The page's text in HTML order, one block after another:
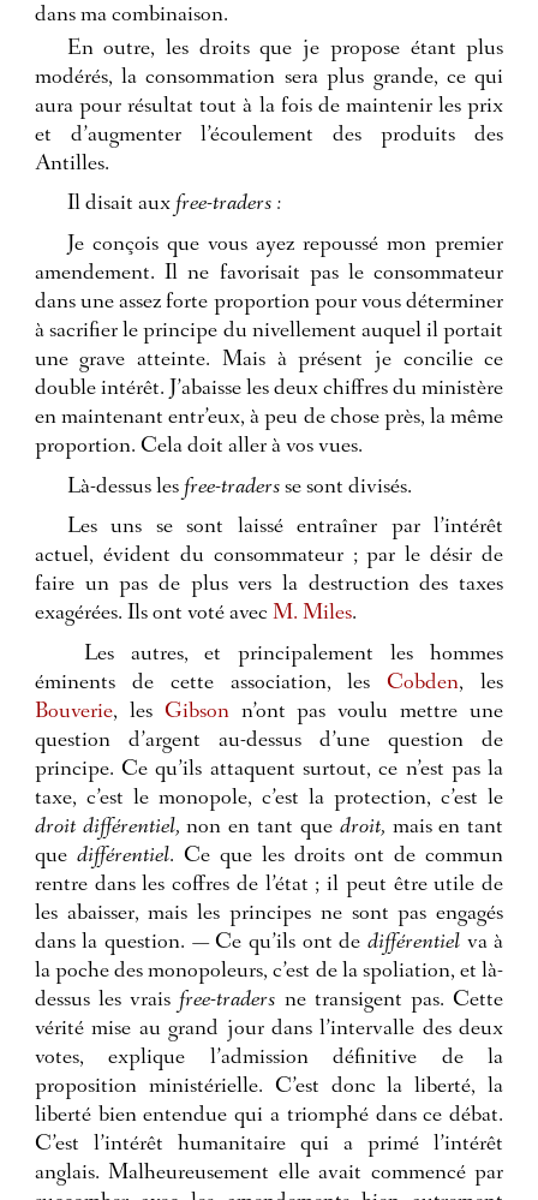
dans ma combinaison.
En outre, les droits que je propose étant plus
modérés, la consommation sera plus grande, ce qui
aura pour résultat tout à la fois de maintenir les prix
et d’augmenter l’écoulement des produits des
Antilles.
Il disait aux free-traders :
Je conçois que vous ayez repoussé mon premier
amendement. Il ne favorisait pas le consommateur
dans une assez forte proportion pour vous déterminer
à sacrifier le principe du nivellement auquel il portait
une grave atteinte. Mais à présent je concilie ce
double intérêt. J’abaisse les deux chiffres du ministère
en maintenant entr’eux, à peu de chose près, la même
proportion. Cela doit aller à vos vues.
Là-dessus les free-tradersse sont divisés.
Les uns se sont laissé entraîner par l’intérêt
actuel, évident du consommateur ; par le désir de
faire un pas de plus vers la destruction des taxes
exagérées. Ils ont voté avec M. Miles.
Les autres, et principalement les hommes
éminents de cette association, lesCobden, les
Bouverie, les Gibsonn’ont pas voulu mettre une
question d’argent au-dessus d’une question de
principe. Ce qu’ils attaquent surtout, ce n’est pas la
taxe, c’est le monopole, c’est la protection, c’est le
droit différentiel, non en tant que droit, mais en tant
que différentiel. Ce que les droits ont de commun
rentre dans les coffres de l’état ; il peut être utile de
les abaisser, mais les principes ne sont pas engagés
dans la question. — Ce qu’ils ont de différentielva à
la poche des monopoleurs, c’est de la spoliation, et là-
dessus les vraisfree-traders ne transigent pas. Cette
vérité mise au grand jour dans l’intervalle des deux
votes, explique l’admission définitive de la
proposition ministérielle. C’est donc la liberté, la
liberté bien entendue qui a triomphé dans ce débat.
C’est l’intérêt humanitaire qui a primé l’intérêt
anglais.Malheureusement elle avait commencé par